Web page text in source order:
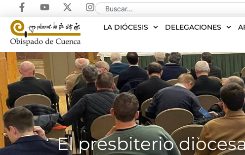
LA DIÓCESIS DELEGACIONES
El presbiterio